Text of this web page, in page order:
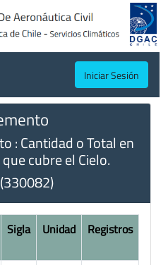
Iniciar Sesión
: Cantidad o Total en
cubre el Cielo.
Sigla Unidad Registros